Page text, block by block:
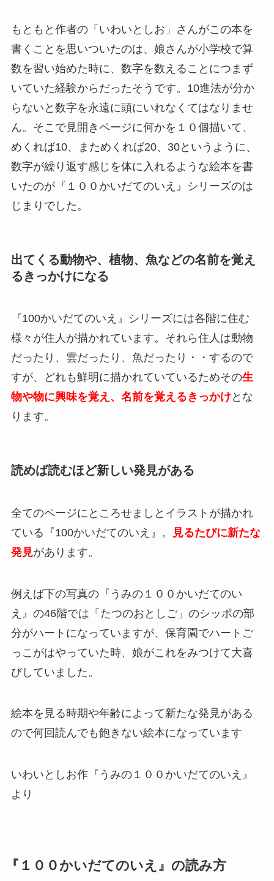
もともと作者の「いわいとしお」さんがこの本を
書くことを思いついたのは、娘さんが小学校で算
数を習い始めた時に、数字を数えることにつまず
いていた経験からだったそうです。10進法が分か
らないと数字を永遠に頭にいれなくてはなりませ
ん。そこで見開きページに何かを１０個描いて、
めくれば10、まためくれば20、30というように、
数字が繰り返す感じを体に入れるような絵本を書
いたのが『１００かいだてのいえ』シリーズのは
じまりでした。
出てくる動物や、植物、魚などの名前を覚え
るきっかけになる
『100かいだてのいえ』シリーズには各階に住む
様々が住人が描かれています。それら住人は動物
だったり、雲だったり、魚だったり・・するので
すが、どれも鮮明に描かれていているためその生
物や物に興味を覚え、名前を覚えるきっかけとな
ります。
読めば読むほど新しい発見がある
全てのページにところせましとイラストが描かれ
ている『100かいだてのいえ』。
見るたびに新たな
発見があります。
例えば下の写真の『うみの１００かいだてのい
え』の46階では「たつのおとしご」のシッポの部
分がハートになっていますが、保育園でハートご
っこがはやっていた時、娘がこれをみつけて大喜
びしていました。
絵本を見る時期や年齢によって新たな発見がある
ので何回読んでも飽きない絵本になっています
いわいとしお作『うみの１００かいだてのいえ』
より
『１００かいだてのいえ』の読み方